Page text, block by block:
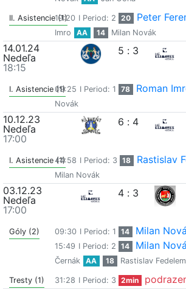
II. Asistencie (1)
19:20 I Period: 2 20 Peter
Imro
AA 14 Milan Novák
14.01.24
Nedeľa
18:15
5 : 3
I. Asistencie (1)09:25 I Period: 1 78 Roman
Novák
10.12.23
Nedeľa
17:00
6 : 4
I. Asistencie (1)44:58 I Period: 3 18 Rastislav
Milan Novák
03.12.23
Nedeľa
17:00
4 : 3
Góly (2) 09:30 I Period: 1 14 Milan
15:49 I Period: 2 14 Milan
Černák
AA 18 Rastislav Fedelem
Tresty (1) 31:28 I Period: 3 2min